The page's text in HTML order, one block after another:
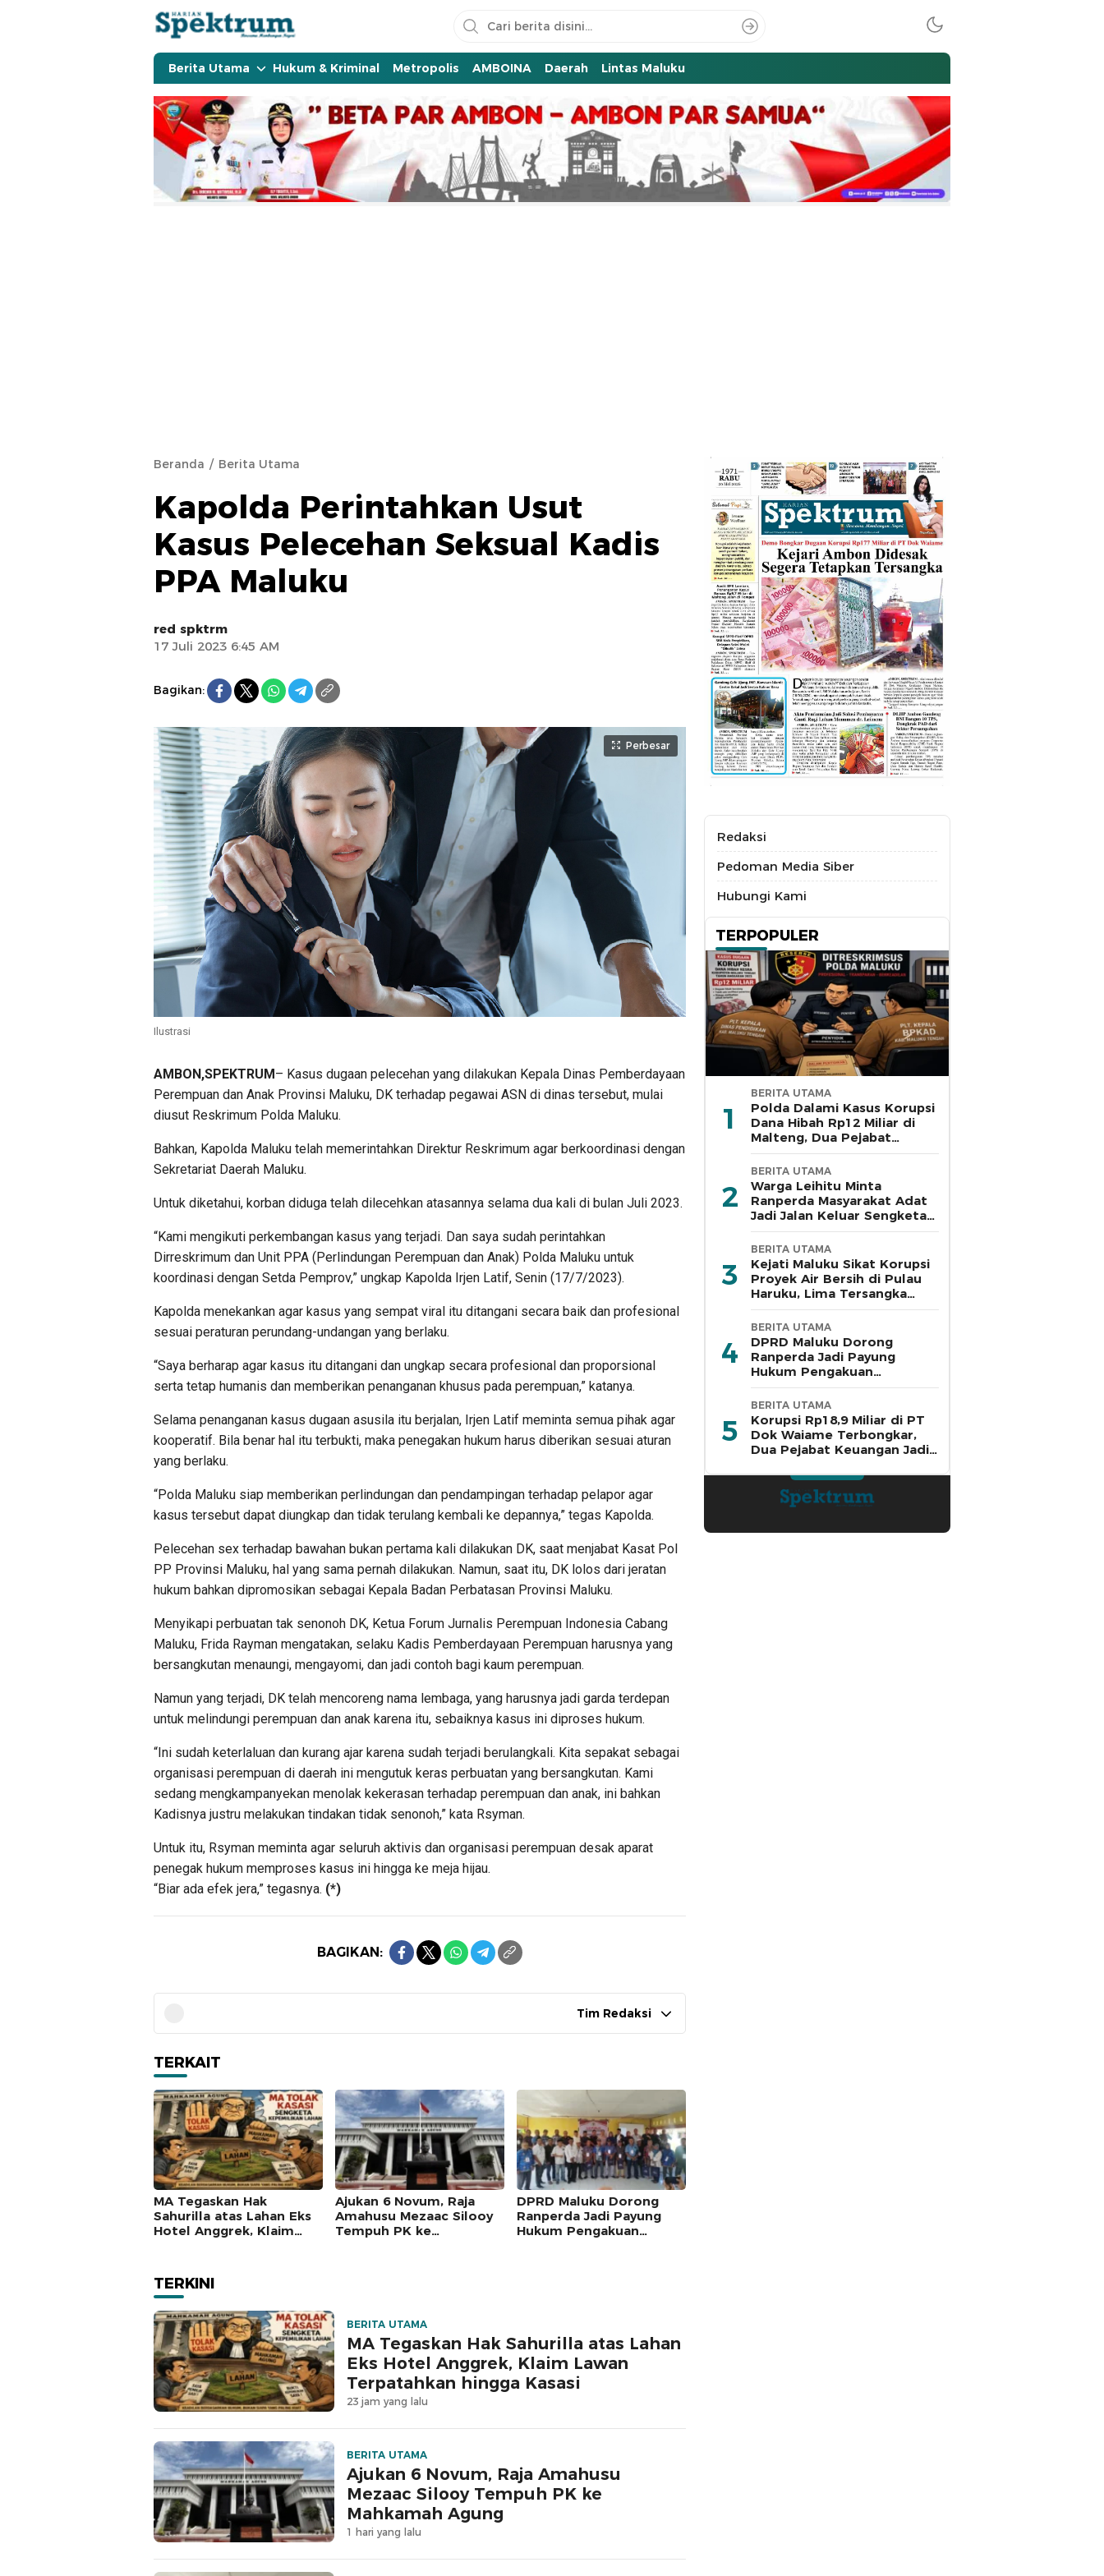
spektrumonline.com
Berita Utama Hukum & Kriminal Metropolis AMBOINA Daerah Lintas Maluku
Beranda Berita Utama
Kapolda Perintahkan Usut
Kasus Pelecehan Seksual Kadis
PPA Maluku
red spktrm
17 Juli 2023 6:45 AM
Bagikan:
Perbesar
Ilustrasi
AMBON,SPEKTRUM – Kasus dugaan pelecehan yang dilakukan Kepala Dinas Pemberdayaan
Perempuan dan Anak Provinsi Maluku, DK terhadap pegawai ASN di dinas tersebut, mulai
diusut Reskrimum Polda Maluku.
Bahkan, Kapolda Maluku telah memerintahkan Direktur Reskrimum agar berkoordinasi dengan
Sekretariat Daerah Maluku.
Untuk diketahui, korban diduga telah dilecehkan atasannya selama dua kali di bulan Juli 2023.
“Kami mengikuti perkembangan kasus yang terjadi. Dan saya sudah perintahkan
Dirreskrimum dan Unit PPA (Perlindungan Perempuan dan Anak) Polda Maluku untuk
koordinasi dengan Setda Pemprov,” ungkap Kapolda Irjen Latif, Senin (17/7/2023).
Kapolda menekankan agar kasus yang sempat viral itu ditangani secara baik dan profesional
sesuai peraturan perundang-undangan yang berlaku.
“Saya berharap agar kasus itu ditangani dan ungkap secara profesional dan proporsional
serta tetap humanis dan memberikan penanganan khusus pada perempuan,” katanya.
Selama penanganan kasus dugaan asusila itu berjalan, Irjen Latif meminta semua pihak agar
kooperatif. Bila benar hal itu terbukti, maka penegakan hukum harus diberikan sesuai aturan
yang berlaku.
“Polda Maluku siap memberikan perlindungan dan pendampingan terhadap pelapor agar
kasus tersebut dapat diungkap dan tidak terulang kembali ke depannya,” tegas Kapolda.
Pelecehan sex terhadap bawahan bukan pertama kali dilakukan DK, saat menjabat Kasat Pol
PP Provinsi Maluku, hal yang sama pernah dilakukan. Namun, saat itu, DK lolos dari jeratan
hukum bahkan dipromosikan sebagai Kepala Badan Perbatasan Provinsi Maluku.
Menyikapi perbuatan tak senonoh DK, Ketua Forum Jurnalis Perempuan Indonesia Cabang
Maluku, Frida Rayman mengatakan, selaku Kadis Pemberdayaan Perempuan harusnya yang
bersangkutan menaungi, mengayomi, dan jadi contoh bagi kaum perempuan.
Namun yang terjadi, DK telah mencoreng nama lembaga, yang harusnya jadi garda terdepan
untuk melindungi perempuan dan anak karena itu, sebaiknya kasus ini diproses hukum.
“Ini sudah keterlaluan dan kurang ajar karena sudah terjadi berulangkali. Kita sepakat sebagai
organisasi perempuan di daerah ini mengutuk keras perbuatan yang bersangkutan. Kami
sedang mengkampanyekan menolak kekerasan terhadap perempuan dan anak, ini bahkan
Kadisnya justru melakukan tindakan tidak senonoh,” kata Rsyman.
Untuk itu, Rsyman meminta agar seluruh aktivis dan organisasi perempuan desak aparat
penegak hukum memproses kasus ini hingga ke meja hijau.
“Biar ada efek jera,” tegasnya. (*)
BAGIKAN:
Tim Redaksi
TERKAIT
MA Tegaskan Hak
Sahurilla atas Lahan Eks
Hotel Anggrek, Klaim
Ajukan 6 Novum, Raja
Amahusu Mezaac Silooy
Tempuh PK ke
DPRD Maluku Dorong
Ranperda Jadi Payung
Hukum Pengakuan
TERKINI
BERITA UTAMA
MA Tegaskan Hak Sahurilla atas Lahan
Eks Hotel Anggrek, Klaim Lawan
Terpatahkan hingga Kasasi
23 jam yang lalu
BERITA UTAMA
Ajukan 6 Novum, Raja Amahusu
Mezaac Silooy Tempuh PK ke
Mahkamah Agung
1 hari yang lalu
Redaksi
Pedoman Media Siber
Hubungi Kami
TERPOPULER
1
BERITA UTAMA
Polda Dalami Kasus Korupsi
Dana Hibah Rp12 Miliar di
Malteng, Dua Pejabat
Pemkab Diperiksa
2
BERITA UTAMA
Warga Leihitu Minta
Ranperda Masyarakat Adat
Jadi Jalan Keluar Sengketa
Enam Dusun Tanjung Sial
3
BERITA UTAMA
Kejati Maluku Sikat Korupsi
Proyek Air Bersih di Pulau
Haruku, Lima Tersangka
Ditahan
4
BERITA UTAMA
DPRD Maluku Dorong
Ranperda Jadi Payung
Hukum Pengakuan
Masyarakat Adat
5
BERITA UTAMA
Korupsi Rp18,9 Miliar di PT
Dok Waiame Terbongkar,
Dua Pejabat Keuangan Jadi